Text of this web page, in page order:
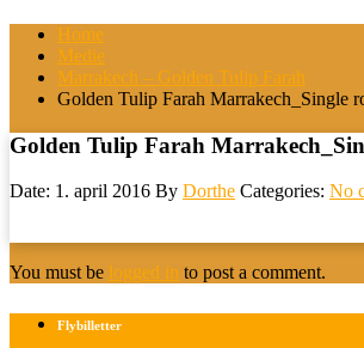
Home
Medie
Marrakech – Golden Tulip Farah
Golden Tulip Farah Marrakech_Single
Golden Tulip Farah
Date: 1. april 2016 By Dorthe Categories: No
You must be logged in to post a comment.
Flybilletter